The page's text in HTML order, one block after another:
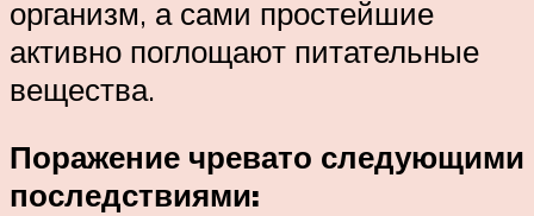
организм, а сами простейшие
активно поглощают питательные
вещества.
Поражение чревато следующими
последствиями: